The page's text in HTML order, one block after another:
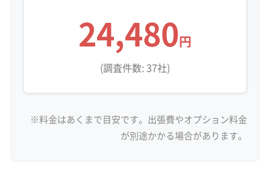
や細かな粉塵が舞いやすくなっています。こ
れが幹線道路の排気ガスに含まれる油分とエ
アコン内部で混ざると、まるでセメントのよ
うに固まってしまうことがあり、風の通り道
を塞ぐ原因にもなりかねません。
津久井・相模湖エリア（山間部）の注意点：
こちらは車の排気ガスより、森からの花粉や
24,480円
(調査件数: 37社)
※料金はあくまで目安です。出張費やオプション料金
が別途かかる場合があります。